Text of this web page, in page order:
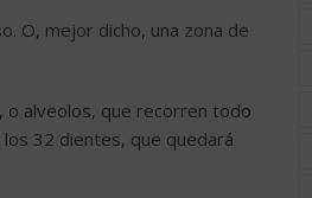
O, mejor dicho, una zona de
o alveolos, que recorren todo
32 dientes, que quedará